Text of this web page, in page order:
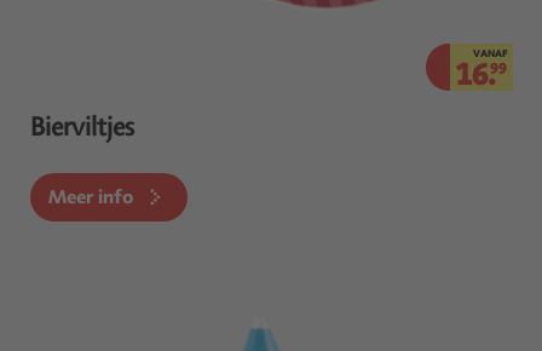
VANAF
16.99
Bierviltjes
Meer info